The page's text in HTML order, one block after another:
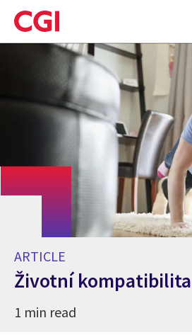
Skip
to
main
ARTICLE
Životní kompatibilita
1 min read